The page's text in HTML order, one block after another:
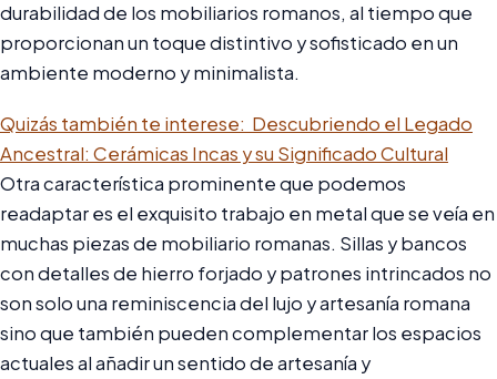
durabilidad de los mobiliarios romanos, al tiempo que
proporcionan un toque distintivo y sofisticado en un
ambiente moderno y minimalista.
Quizás también te interese: Descubriendo el Legado
Ancestral: Cerámicas Incas y su Significado Cultural
Otra característica prominente que podemos
readaptar es el exquisito trabajo en metal que se veía en
muchas piezas de mobiliario romanas. Sillas y bancos
con detalles de hierro forjado y patrones intrincados no
son solo una reminiscencia del lujo y artesanía romana
sino que también pueden complementar los espacios
actuales al añadir un sentido de artesanía y